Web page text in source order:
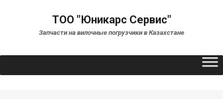
ТОО "Юникарс Сервис"
Запчасти на вилочные погрузчики в Казахстане